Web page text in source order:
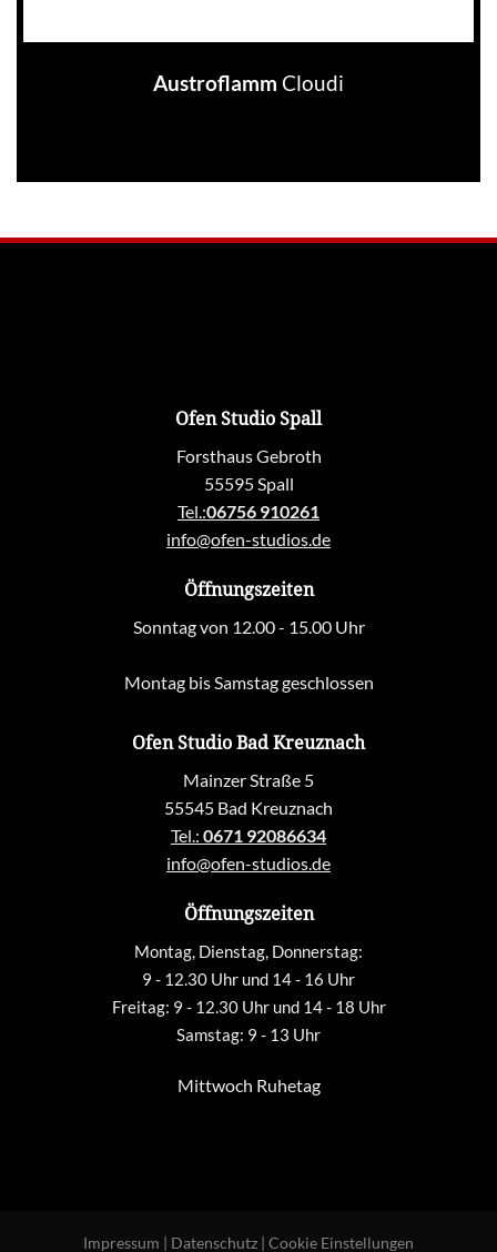
Austroflamm Cloudi
Ofen Studio Spall
Forsthaus Gebroth
55595 Spall
Tel.:06756 910261
info@ofen-studios.de
Öffnungszeiten
Sonntag von 12.00 - 15.00 Uhr
Montag bis Samstag geschlossen
Ofen Studio Bad Kreuznach
Mainzer Straße 5
55545 Bad Kreuznach
Tel.: 0671 92086634
info@ofen-studios.de
Öffnungszeiten
Montag, Dienstag, Donnerstag:
9 - 12.30 Uhr und 14 - 16 Uhr
Freitag: 9 - 12.30 Uhr und 14 - 18 Uhr
Samstag: 9 - 13 Uhr
Mittwoch Ruhetag
Impressum | Datenschutz | Cookie Einstellungen